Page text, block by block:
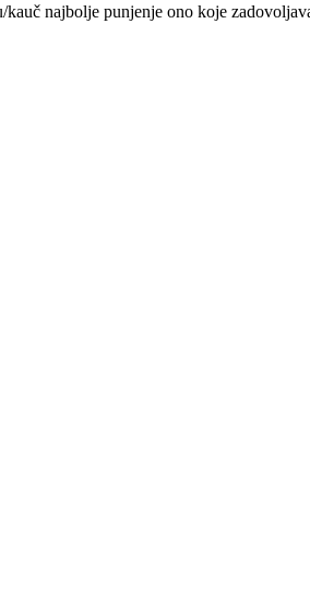
najbolje punjenje ono koje